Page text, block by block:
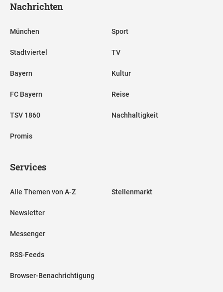
Nachrichten
München
Stadtviertel
Bayern
FC Bayern
TSV 1860
Promis
Sport
TV
Kultur
Reise
Nachhaltigkeit
Services
Alle Themen von A-Z
Newsletter
Messenger
RSS-Feeds
Browser-Benachrichtigung
Stellenmarkt